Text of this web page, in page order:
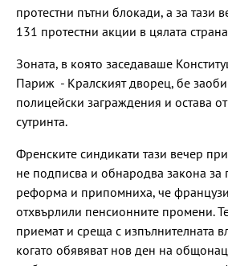
протестни пътни блокади, а за тази
131 протестни акции в цялата
Зоната, в която заседаваше
Париж - Кралският дворец, бе
полицейски заграждения и остава
сутринта.
Френските синдикати тази вечер
не подписва и обнародва закона за
реформа и припомниха, че
отхвърлили пенсионните промени.
приемат и среща с изпълнителната
когато обявяват нов ден на